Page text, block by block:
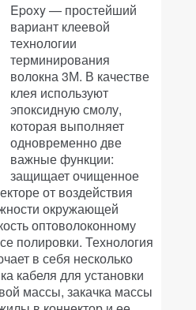
Epoxy — простейший
вариант клеевой
технологии
терминирования
волокна 3М. В качестве
клея используют
эпоксидную смолу,
которая выполняет
одновременно две
важные функции:
защищает очищенное
от воздействия
окружающей
оптоволоконному
полировки. Технология
в себя несколько
кабеля для установки
массы, закачка массы